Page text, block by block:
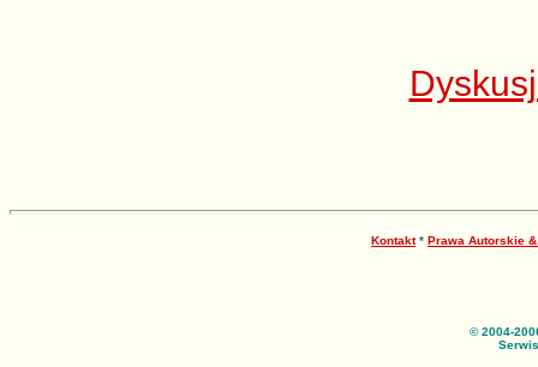
Kontakt* Prawa Autorskie &
© 2004-